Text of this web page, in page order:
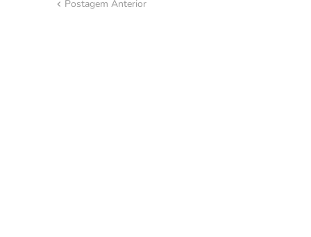
Postagem Anterior